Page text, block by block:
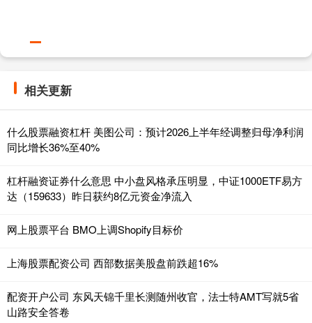
相关更新
什么股票融资杠杆 美图公司：预计2026上半年经调整归母净利润
同比增长36%至40%
杠杆融资证券什么意思 中小盘风格承压明显，中证1000ETF易方
达（159633）昨日获约8亿元资金净流入
网上股票平台 BMO上调Shopify目标价
上海股票配资公司 西部数据美股盘前跌超16%
配资开户公司 东风天锦千里长测随州收官，法士特AMT写就5省
山路安全答卷